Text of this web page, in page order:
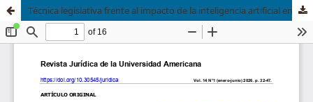
Técnica legislativa frente al impacto de la inteligencia artificial en el Perú